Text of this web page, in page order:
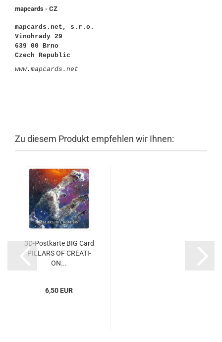
mapcards - CZ
mapcards.net, s.r.o.
Vinohrady 29
639 00 Brno
Czech Republic
www.mapcards.net
Zu diesem Produkt empfehlen wir Ihnen:
3D-​Post­kar­te BIG Card
PIL­LARS OF CREA­TI­
ON...
6,50 EUR